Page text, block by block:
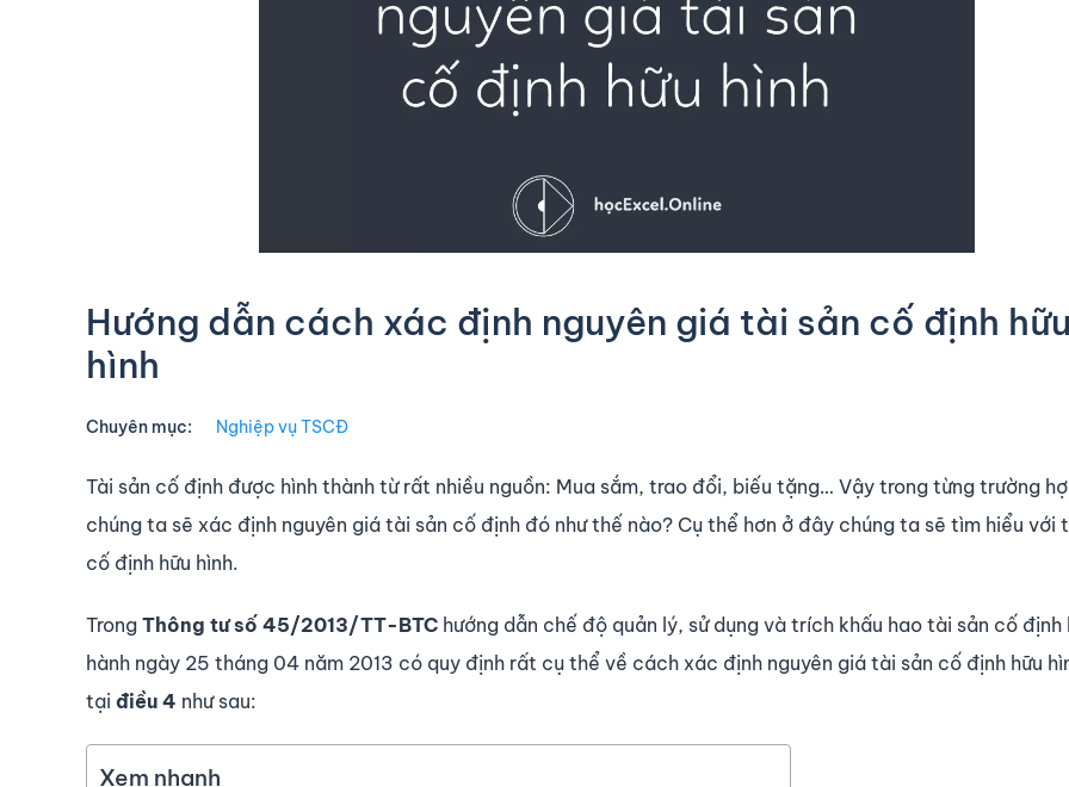
Hướng dẫn cách xác định nguyên giá tài sản cố định hữu
hình
Chuyên mục: Nghiệp vụ TSCĐ
Tài sản cố định được hình thành từ rất nhiều nguồn: Mua sắm, trao đổi, biếu tặng… Vậy trong từng trường
chúng ta sẽ xác định nguyên giá tài sản cố định đó như thế nào? Cụ thể hơn ở đây chúng ta sẽ tìm hiểu với
cố định hữu hình.
Trong Thông tư số 45/2013/TT-BTC hướng dẫn chế độ quản lý, sử dụng và trích khấu hao tài sản cố định
hành ngày 25 tháng 04 năm 2013 có quy định rất cụ thể về cách xác định nguyên giá tài sản cố định hữu
tại điều 4 như sau:
Xem nhanh